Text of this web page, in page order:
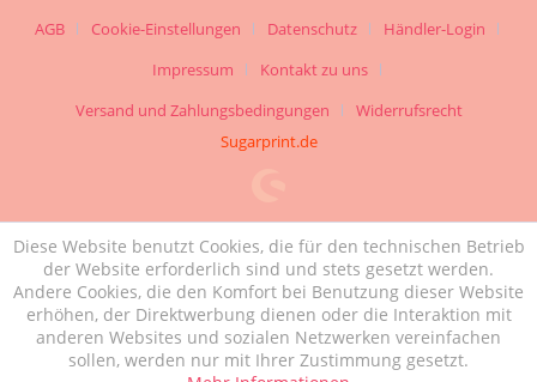
AGB Cookie-Einstellungen Datenschutz
Händler-Login
Impressum
Kontakt zu uns
Versand und Zahlungsbedingungen
Widerrufsrecht
Sugarprint.de
Diese Website benutzt Cookies, die für den technischen Betrieb
der Website erforderlich sind und stets gesetzt werden.
Andere Cookies, die den Komfort bei Benutzung dieser Website
erhöhen, der Direktwerbung dienen oder die Interaktion mit
anderen Websites und sozialen Netzwerken vereinfachen
sollen, werden nur mit Ihrer Zustimmung gesetzt.